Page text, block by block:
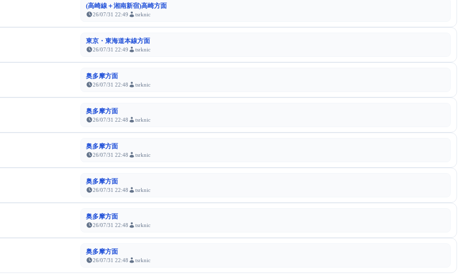
(高崎線＋湘南新宿)高崎方面
26/07/31 22:49 tsrknic
東京・東海道本線方面
26/07/31 22:49 tsrknic
奥多摩方面
26/07/31 22:48 tsrknic
奥多摩方面
26/07/31 22:48 tsrknic
奥多摩方面
26/07/31 22:48 tsrknic
奥多摩方面
26/07/31 22:48 tsrknic
奥多摩方面
26/07/31 22:48 tsrknic
奥多摩方面
26/07/31 22:48 tsrknic